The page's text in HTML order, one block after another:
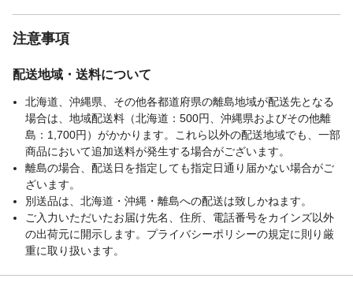
注意事項
配送地域・送料について
北海道、沖縄県、その他各都道府県の離島地域が配送先となる
場合は、地域配送料（北海道：500円、沖縄県およびその他離
島：1,700円）がかかります。これら以外の配送地域でも、一部
商品において追加送料が発生する場合がございます。
離島の場合、配送日を指定しても指定日通り届かない場合がご
ざいます。
別送品は、北海道・沖縄・離島への配送は致しかねます。
ご入力いただいたお届け先名、住所、電話番号をカインズ以外
の出荷元に開示します。プライバシーポリシーの規定に則り厳
重に取り扱います。